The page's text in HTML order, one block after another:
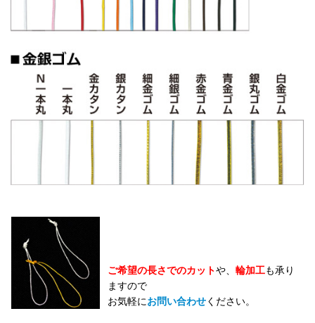
ご希望の長さでのカットや、 輪加工も承り
ますので
お気軽にお問い合わせください。